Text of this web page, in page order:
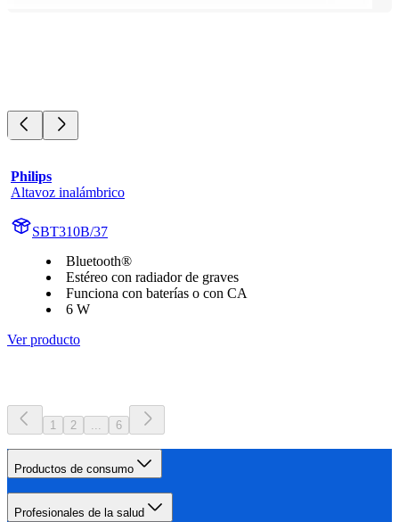
Philips
Altavoz inalámbrico
SBT310B/37
Bluetooth®
Estéreo con radiador de graves
Funciona con baterías o con CA
6 W
Ver producto
1 2 ... 6
Productos de consumo
Profesionales de la salud